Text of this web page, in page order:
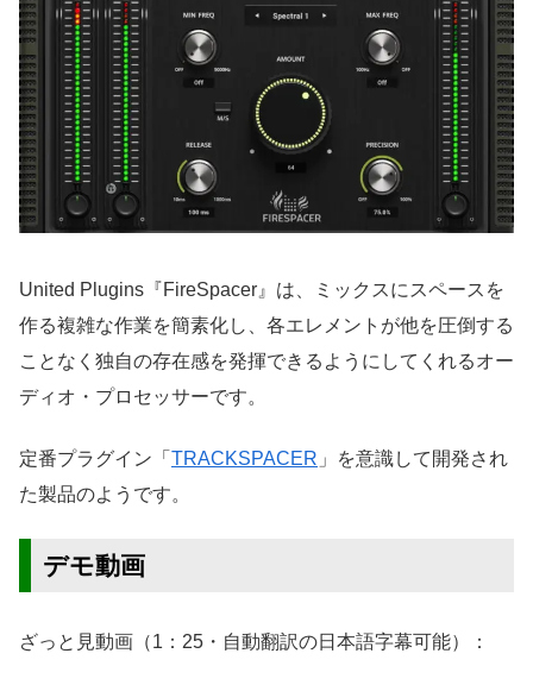
United Plugins『FireSpacer』は、ミックスにスペースを
作る複雑な作業を簡素化し、各エレメントが他を圧倒する
ことなく独自の存在感を発揮できるようにしてくれるオー
ディオ・プロセッサーです。
定番プラグイン「 TRACKSPACER 」を意識して開発され
た製品のようです。
デモ動画
ざっと見動画（1：25・自動翻訳の日本語字幕可能）：